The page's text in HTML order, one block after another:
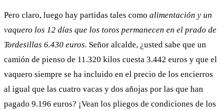
Pero claro, luego hay partidas tales como alimentación y un
vaquero los 12 días que los toros permanecen en el prado de
Tordesillas 6.430 euros. Señor alcalde, ¿usted sabe que un
camión de pienso de 11.320 kilos cuesta 3.442 euros y que el
vaquero siempre se ha incluido en el precio de los encierros
al igual que las cuatro vacas y dos añojas por las que han
pagado 9.196 euros? ¡Vean los pliegos de condiciones de los